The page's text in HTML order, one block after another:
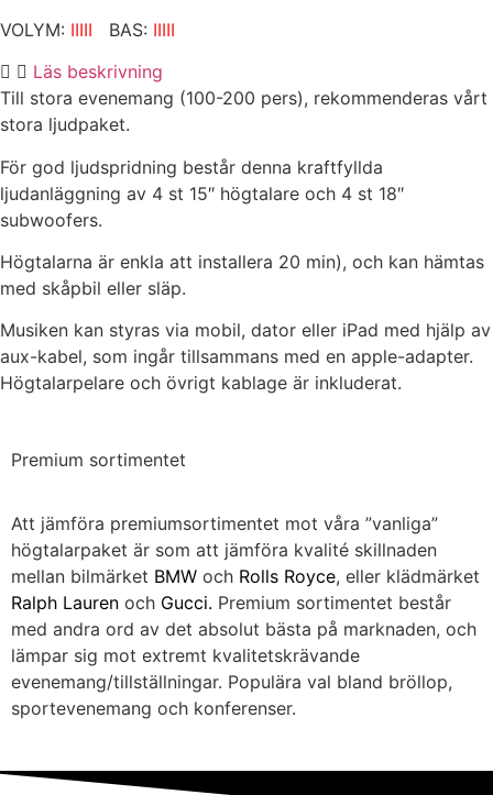
VOLYM: IIIII BAS: IIIII
Läs beskrivning
Till stora evenemang (100-200 pers), rekommenderas vårt
stora ljudpaket.
För god ljudspridning består denna kraftfyllda
ljudanläggning av 4 st 15″ högtalare och 4 st 18″
subwoofers.
Högtalarna är enkla att installera 20 min), och kan hämtas
med skåpbil eller släp.
Musiken kan styras via mobil, dator eller iPad med hjälp av
aux-kabel, som ingår tillsammans med en apple-adapter.
Högtalarpelare och övrigt kablage är inkluderat.
Premium sortimentet
Att jämföra premiumsortimentet mot våra ”vanliga”
högtalarpaket är som att jämföra kvalité skillnaden
mellan bilmärket BMW och Rolls Royce, eller klädmärket
Ralph Lauren och Gucci. Premium sortimentet består
med andra ord av det absolut bästa på marknaden, och
lämpar sig mot extremt kvalitetskrävande
evenemang/tillställningar. Populära val bland bröllop,
sportevenemang och konferenser.